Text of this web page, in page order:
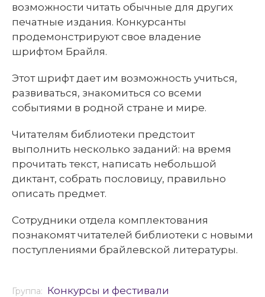
возможности читать обычные для других
печатные издания. Конкурсанты
продемонстрируют свое владение
шрифтом Брайля.
Этот шрифт дает им возможность учиться,
развиваться, знакомиться со всеми
событиями в родной стране и мире.
Читателям библиотеки предстоит
выполнить несколько заданий: на время
прочитать текст, написать небольшой
диктант, собрать пословицу, правильно
описать предмет.
Сотрудники отдела комплектования
познакомят читателей библиотеки с новыми
поступлениями брайлевской литературы.
Группа: Конкурсы и фестивали